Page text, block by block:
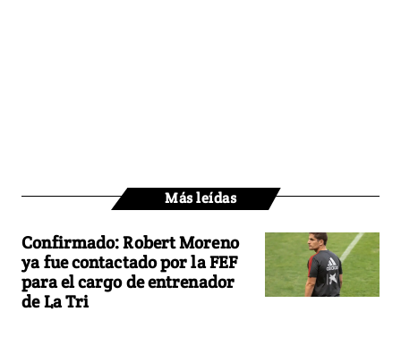
Más leídas
Confirmado: Robert Moreno
ya fue contactado por la FEF
para el cargo de entrenador
de La Tri